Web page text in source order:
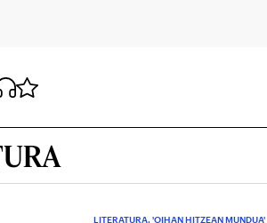
LITERATURA. 'OIHAN HITZEAN MUNDUA'